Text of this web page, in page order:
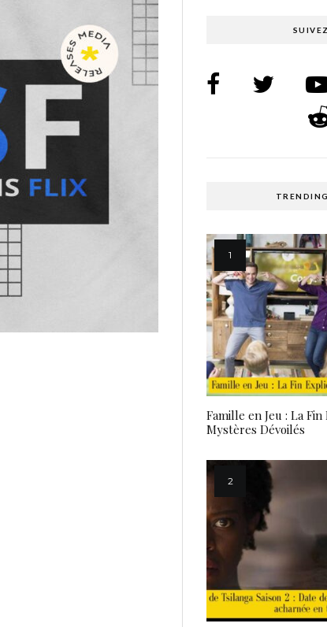
Famille en Jeu : La
Mystères Dévoilés